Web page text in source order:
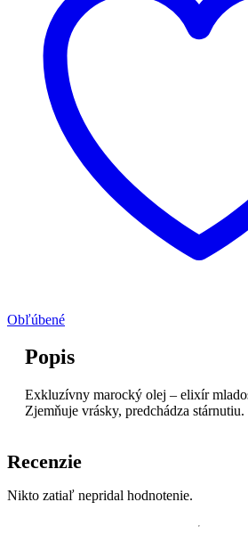
Obľúbené
Popis
Exkluzívny marocký olej – elixír
Zjemňuje vrásky, predchádza stárnutiu.
Recenzie
Nikto zatiaľ nepridal hodnotenie.